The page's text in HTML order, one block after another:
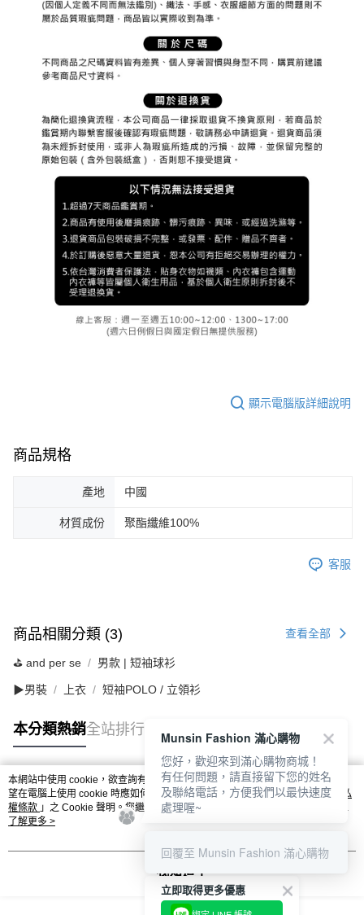
顯示電腦版詳細說明
商品規格
產地 中國
材質成份 聚酯纖維100%
客服
商品相關分類 (3) 查看全部
⛳️ and per se 男款 | 短袖球衫
▶男裝 上衣 短袖POLO / 立領衫
本分類熱銷全站排行
熱門標籤
本網站中使用 cookie，欲查詢有關本網站使用 cookie 方式之詳情，及若您不希
望在電腦上使用 cookie 時應如何變更電腦的 cookie 設定，請參閱本網站「
隱私
權條款 」之 Cookie 聲明。您繼續使用本網站即表示您同意本公司得按本網站使
用條款之 Cookie 聲明使用 cookie。
了解更多 >
我知道了
立即取得更多優惠
Munsin Fashion 滿心購物
您好，歡迎來到滿心購物商城！
有任何問題，請直接留下您的姓名
及聯絡電話，方便我們以最快速度
處理喔~
回覆至 Munsin Fashion 滿心購物